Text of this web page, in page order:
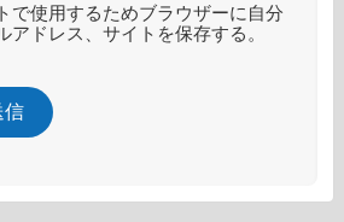
で使用するためブラウザーに自分
アドレス、サイトを保存する。